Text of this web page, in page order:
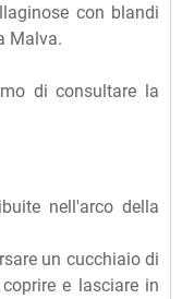
con blandi
Malva.
di consultare la
nell'arco della
un cucchiaio di
e lasciare in